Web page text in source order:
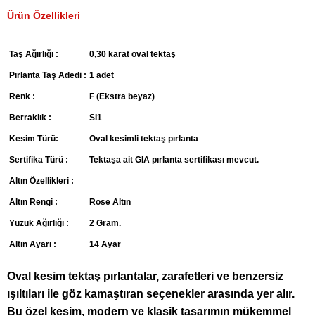
Ürün Özellikleri
Taş Ağırlığı : 0,30 karat oval tektaş
Pırlanta Taş Adedi : 1 adet
Renk : F (Ekstra beyaz)
Berraklık : SI1
Kesim Türü: Oval kesimli tektaş pırlanta
Sertifika Türü : Tektaşa ait GIA pırlanta sertifikası mevcut.
Altın Özellikleri :
Altın Rengi : Rose Altın
Yüzük Ağırlığı : 2 Gram.
Altın Ayarı : 14 Ayar
Oval kesim tektaş pırlantalar, zarafetleri ve benzersiz
ışıltıları ile göz kamaştıran seçenekler arasında yer alır.
Bu özel kesim, modern ve klasik tasarımın mükemmel